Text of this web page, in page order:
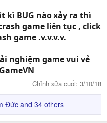
kì BUG nào xảy ra thì
game liên tục , click
game .v.v.v.v.
nghiệm game vui vẻ
Chỉnh sửa cuối: 3/10/18
Đức and 34 others